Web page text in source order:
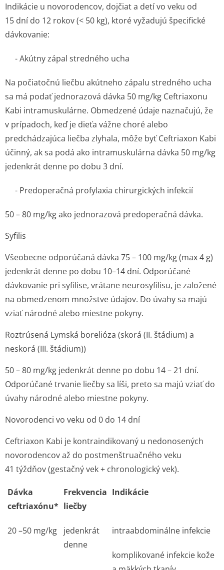
Indikácie u novorodencov, dojčiat a detí vo veku od
15 dní do 12 rokov (< 50 kg), ktoré vyžadujú špecifické
dávkovanie:
- Akútny zápal stredného ucha
Na počiatočnú liečbu akútneho zápalu stredného ucha
sa má podať jednorazová dávka 50 mg/kg Ceftriaxonu
Kabi intramuskulárne. Obmedzené údaje naznačujú, že
v prípadoch, keď je dieťa vážne choré alebo
predchádzajúca liečba zlyhala, môže byť Ceftriaxon Kabi
účinný, ak sa podá ako intramuskulárna dávka 50 mg/kg
jedenkrát denne po dobu 3 dní.
- Predoperačná profylaxia chirurgických infekcií
50 – 80 mg/kg ako jednorazová predoperačná dávka.
Syfilis
Všeobecne odporúčaná dávka 75 – 100 mg/kg (max 4 g)
jedenkrát denne po dobu 10–14 dní. Odporúčané
dávkovanie pri syfilise, vrátane neurosyfilisu, je založené
na obmedzenom množstve údajov. Do úvahy sa majú
vziať národné alebo miestne pokyny.
Roztrúsená Lymská borelióza (skorá (II. štádium) a
neskorá (III. štádium))
50 – 80 mg/kg jedenkrát denne po dobu 14 – 21 dní.
Odporúčané trvanie liečby sa líši, preto sa majú vziať do
úvahy národné alebo miestne pokyny.
Novorodenci vo veku od 0 do 14 dní
Ceftriaxon Kabi je kontraindikovaný u nedonosených
novorodencov až do postmenštruačného veku
41 týždňov (gestačný vek + chronologický vek).
Dávka
ceftriaxónu*
Frekvencia
liečby
Indikácie
20 –50 mg/kg
jedenkrát
denne
intraabdominálne infekcie
komplikované infekcie kože